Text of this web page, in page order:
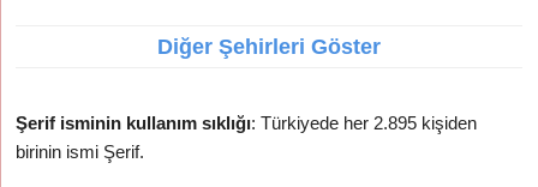
Diğer Şehirleri Göster
Şerif isminin kullanım sıklığı: Türkiyede her 2.895 kişiden
birinin ismi Şerif.